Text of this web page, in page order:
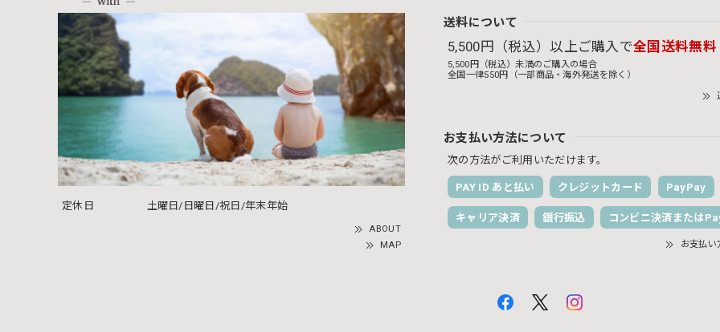
定休日 土曜日/日曜日/祝日/年末年始
ABOUT
MAP
送料について
5,500円（税込）以上ご購入で全国送料無料
5,500円（税込）未満のご購入の場合
全国一律550円（一部商品・海外発送を除く）
お支払い方法について
次の方法がご利用いただけます。
PAY ID あと払い クレジットカード PayPay
キャリア決済 銀行振込 コンビニ決済または
お支払い